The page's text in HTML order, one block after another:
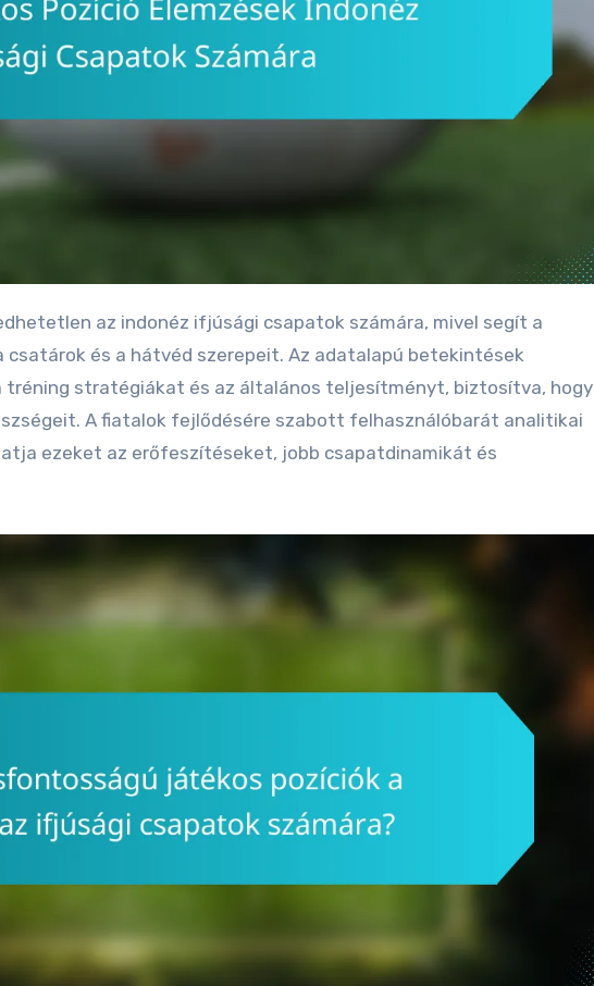
és a hátvéd szerepeit. Az adatalapú betekintések
tréning stratégiákat és az általános teljesítményt, biztosítva, hogy
A fiatalok fejlődésére szabott felhasználóbarát analitikai
ezeket az erőfeszítéseket, jobb csapatdinamikát és